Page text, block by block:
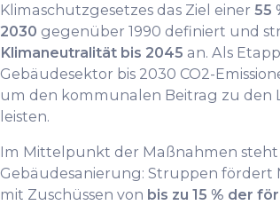
Klimaschutzgesetzes das Ziel einer 55
2030 gegenüber 1990 definiert und
Klimaneutralität bis 2045 an. Als
Gebäudesektor bis 2030 CO2-
um den kommunalen Beitrag zu den
leisten.
Im Mittelpunkt der Maßnahmen steht
Gebäudesanierung: Struppen fördert
mit Zuschüssen von bis zu 15 % der